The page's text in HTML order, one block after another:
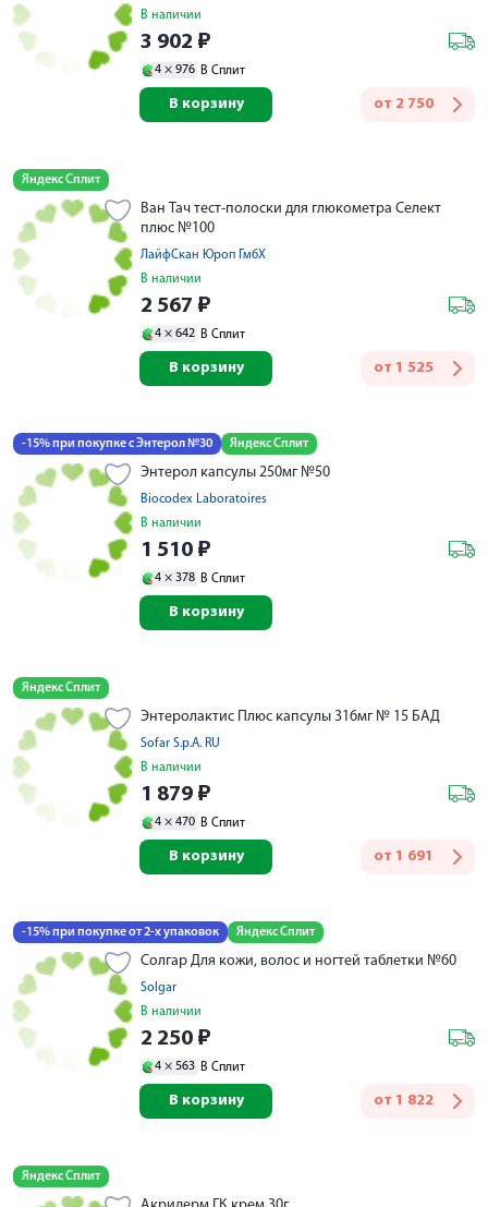
В наличии
3 902 ₽
4 × 976 В Сплит
от 2 750
В корзину
Яндекс Сплит
Ван Тач тест-полоски для глюкометра Селект
плюс №100
ЛайфСкан Юроп ГмбХ
В наличии
2 567 ₽
4 × 642 В Сплит
от 1 525
В корзину
-15% при покупке с Энтерол №30 Яндекс Сплит
Энтерол капсулы 250мг №50
Biocodex Laboratoires
В наличии
1 510 ₽
4 × 378 В Сплит
В корзину
Яндекс Сплит
Энтеролактис Плюс капсулы 316мг № 15 БАД
Sofar S.p.A. RU
В наличии
1 879 ₽
4 × 470 В Сплит
от 1 691
В корзину
-15% при покупке от 2-х упаковок Яндекс Сплит
Солгар Для кожи, волос и ногтей таблетки №60
Solgar
В наличии
2 250 ₽
4 × 563 В Сплит
от 1 822
В корзину
Яндекс Сплит